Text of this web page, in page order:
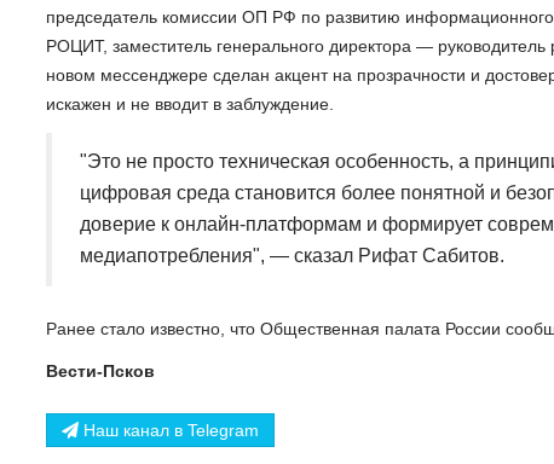
председатель комиссии ОП РФ по развитию
РОЦИТ, заместитель генерального директора —
новом мессенджере сделан акцент на прозрачности и
искажен и не вводит в заблуждение.
"Это не просто техническая особенность, а
цифровая среда становится более понятной и
доверие к онлайн-платформам и формирует
медиапотребления", — сказал Рифат Сабитов.
Ранее стало известно, что Общественная палата России
Вести-Псков
Наш канал в Telegram